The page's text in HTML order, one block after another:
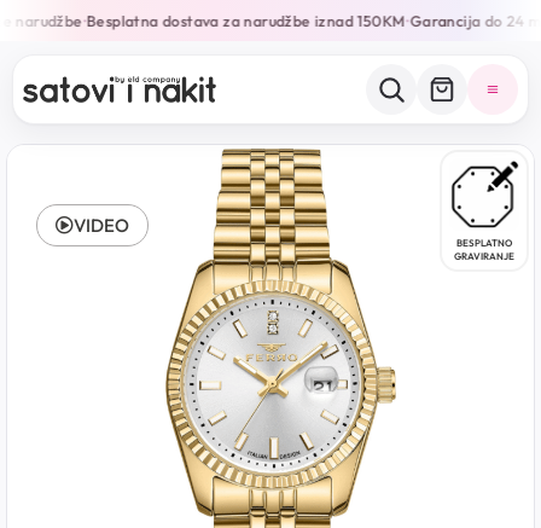
narudžbe•Besplatna dostava za narudžbe iznad 150KM•Garancija do 24
BESPLATNO
GRAVIRANJE
VIDEO